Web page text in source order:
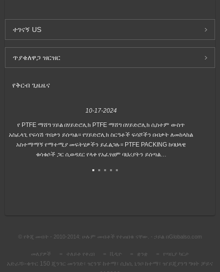
ተገናኝ US
ጥያቄለዋጋ ዝርዝር
የቅርብ ጊዜዜና
10-17-2024
የ PTFE ማሸግ ሃይል በሃይድሮሊክ PTFE ማሸግ በሃይድሮሊክ ሲስተም ውስጥ
አስፈላጊ የፍሳሽ ጥበቃን ይሰጣል። የሃይድሮሊክ ስርዓቶች ፍሳሾችን በብቃት ለመከላከል
አስተማማኝ የማተሚያ መፍትሄዎችን ይፈልጋሉ። PTFE PACKING ከባህላዊ
ቁሳቁሶች ጋር ሲወዳደር የላቀ የአፈፃፀም ባህሪያትን ይሰጣል…
© የቅጂ መብት - 2010-2014: ሁሉም መብቶች የተጠበቁ ናቸው. - ኃይል በGlobalso.com
መለያዎች ተለይቶ የቀረበ ቪዲዮ ቋንቋ የጣቢያ ካርታ
አድራሻ፡-ቁጥር 150 ጂንገር መንገድ፣ ዢንፑ ከተማ፣ ሲክሲ ኒንቦ ከተማ፣ ዠይጂያንግ ግዛት ቻይና